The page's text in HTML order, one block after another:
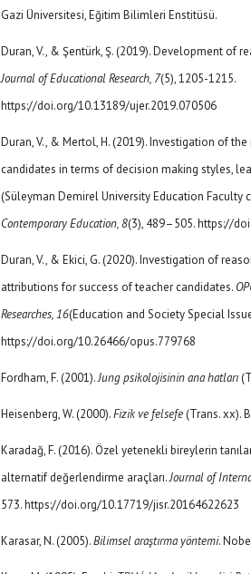
Gazi Üniversitesi, Eğitim Bilimleri Enstitüsü.
Duran, V., & Şentürk, Ş. (2019). Development of
Journal of Educational Research, 7(5), 1205-1215.
https://doi.org/10.13189/ujer.2019.070506
Duran, V., & Mertol, H. (2019). Investigation of
candidates in terms of decision making styles,
(Süleyman Demirel University Education Faculty
Contemporary Education, 8(3), 489–505. https://
Duran, V., & Ekici, G. (2020). Investigation of
attributions for success of teacher candidates.
Researches, 16(Education and Society Special
https://doi.org/10.26466/opus.779768
Fordham, F. (2001).Jung psikolojisinin ana hatları
Heisenberg, W. (2000).Fizik ve felsefe(Trans. xx).
Karadağ, F. (2016). Özel yetenekli bireylerin
alternatif değerlendirme araçları.Journal of
573. https://doi.org/10.17719/jisr.20164622623
Karasar, N. (2005).Bilimsel araştırma yöntemi.